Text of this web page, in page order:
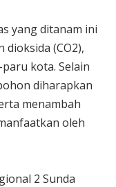
yang ditanam ini
(CO2),
kota. Selain
diharapkan
menambah
oleh
2 Sunda